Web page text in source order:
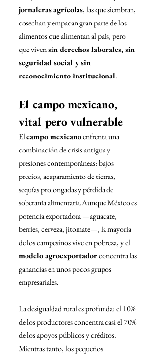
jornaleras agrícolas, las que siembran,
cosechan y empacan gran parte de los
alimentos que alimentan al país, pero
que viven sin derechos laborales, sin
seguridad social y sin
reconocimiento institucional.
El campo mexicano,
vital pero vulnerable
El campo mexicano enfrenta una
combinación de crisis antigua y
presiones contemporáneas: bajos
precios, acaparamiento de tierras,
sequías prolongadas y pérdida de
soberanía alimentaria.Aunque México es
potencia exportadora —aguacate,
berries, cerveza, jitomate—, la mayoría
de los campesinos vive en pobreza, y el
modelo agroexportador concentra las
ganancias en unos pocos grupos
empresariales.
La desigualdad rural es profunda: el 10%
de los productores concentra casi el 70%
de los apoyos públicos y créditos.
Mientras tanto, los pequeños